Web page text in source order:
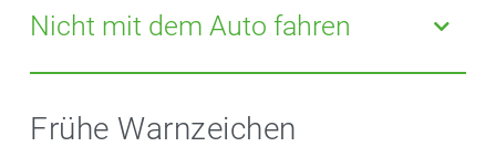
Leitung, bis die Leitstelle alle Fragen gestellt hat und
Nicht mit dem Auto fahren
Lassen Sie sich nicht von Angehörigen oder
fahren Sie auf keinen Fall selbst, wenn Sie selbst
Frühe Warnzeichen